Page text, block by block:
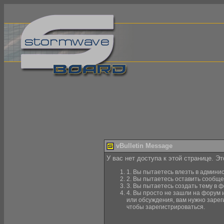
vBulletin Message
У вас нет доступа к этой странице.
1. Вы пытаетесь влезть в
2. Вы пытаетесь оставить
3. Вы пытаетесь создать тему в
4. Вы просто не зашли на форум
или обсуждения, вам нужно
чтобы зарегистрироваться.